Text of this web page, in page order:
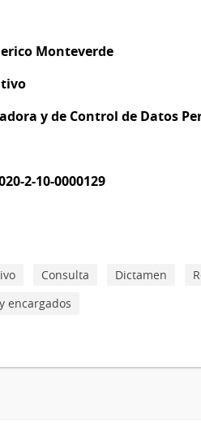
Monteverde
y de Control de Datos
2-10-0000129
Consulta Dictamen
encargados